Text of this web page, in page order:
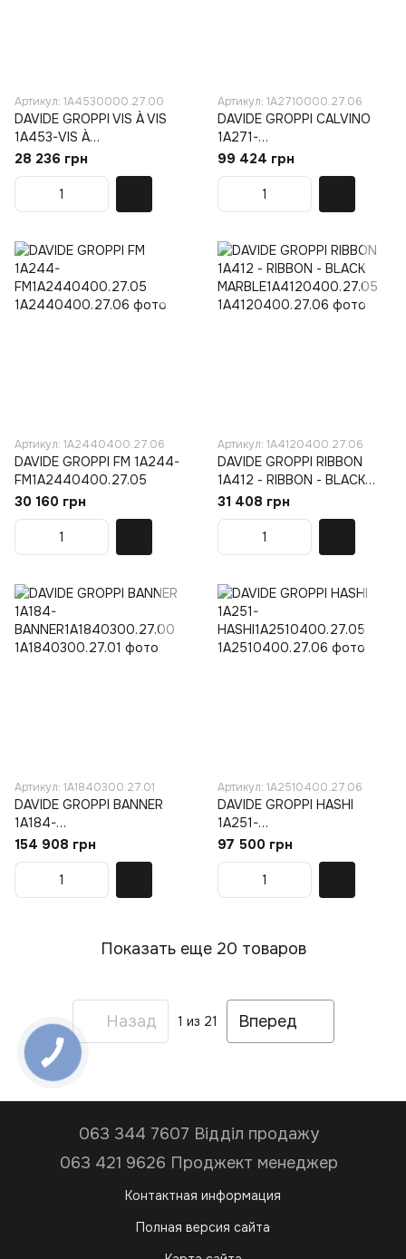
Артикул: 1A4530000.27.00
DAVIDE GROPPI VIS À VIS
1A453-VIS À
VIS1A4530000.27.01
28 236 грн
Артикул: 1A2710000.27.06
DAVIDE GROPPI CALVINO
1A271-
CALVINO1A2710000.27.05
99 424 грн
Артикул: 1A2440400.27.06
DAVIDE GROPPI FM 1A244-
FM1A2440400.27.05
30 160 грн
Артикул: 1A4120400.27.06
DAVIDE GROPPI RIBBON
1A412 - RIBBON - BLACK
MARBLE1A4120400.27.05
31 408 грн
Артикул: 1A1840300.27.01
DAVIDE GROPPI BANNER
1A184-
BANNER1A1840300.27.00
154 908 грн
Артикул: 1A2510400.27.06
DAVIDE GROPPI HASHI
1A251-
HASHI1A2510400.27.05
97 500 грн
Показать еще 20 товаров
Назад 1 из 21 Вперед
063 344 7607 Відділ продажу
063 421 9626 Проджект менеджер
Контактная информация
Полная версия сайта